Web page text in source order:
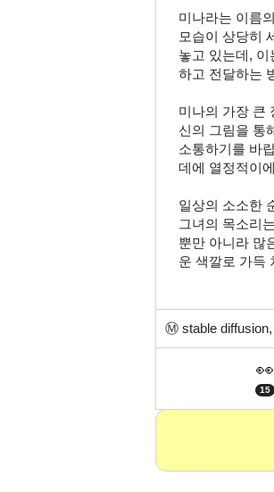
미나라는 이름
모습이 상당히
놓고 있는데,
하고 전달하는
미나의 가장 큰
신의 그림을 통
소통하기를 바
데에 열정적이
일상의 소소한
그녀의 목소리
뿐만 아니라 많
운 색깔로 가득
Ⓜ️ stable
👀
15